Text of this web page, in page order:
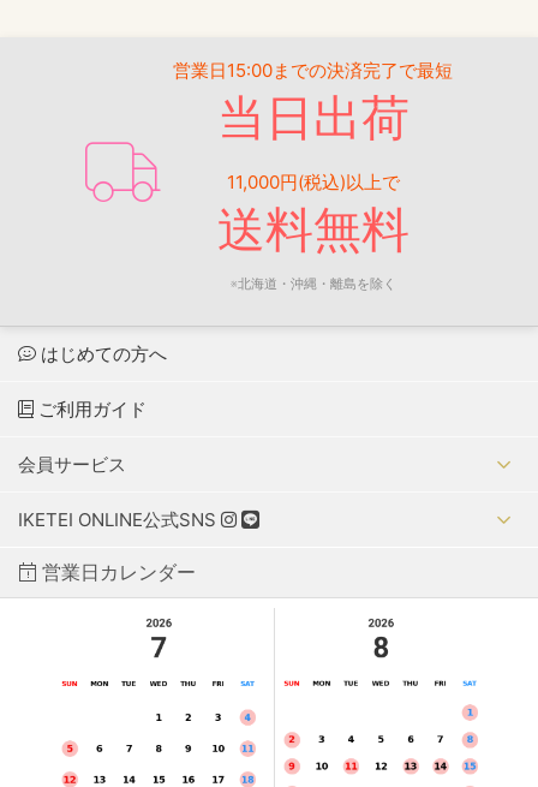
営業日15:00までの決済完了で最短
当日出荷
11,000円(税込)以上で
送料無料
※北海道・沖縄・離島を除く
はじめての方へ
ご利用ガイド
会員サービス
IKETEI ONLINE公式SNS
営業日カレンダー